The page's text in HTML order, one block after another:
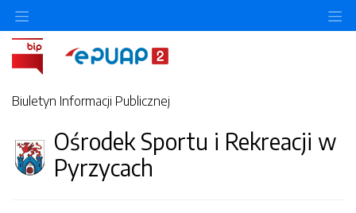
Biuletyn Informacji Publicznej
Ośrodek Sportu i Rekreacji w
Pyrzycach